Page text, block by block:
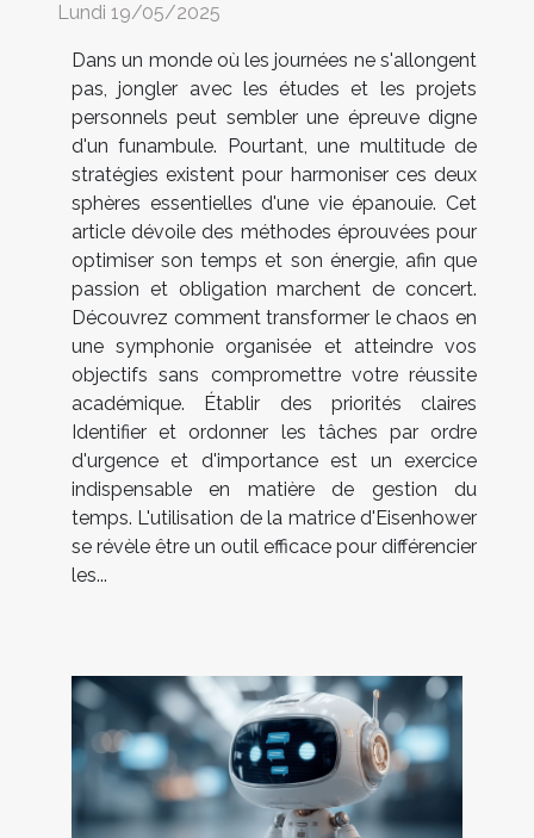
Lundi 19/05/2025
Dans un monde où les journées ne s'allongent
pas, jongler avec les études et les projets
personnels peut sembler une épreuve digne
d'un funambule. Pourtant, une multitude de
stratégies existent pour harmoniser ces deux
sphères essentielles d'une vie épanouie. Cet
article dévoile des méthodes éprouvées pour
optimiser son temps et son énergie, afin que
passion et obligation marchent de concert.
Découvrez comment transformer le chaos en
une symphonie organisée et atteindre vos
objectifs sans compromettre votre réussite
académique. Établir des priorités claires
Identifier et ordonner les tâches par ordre
d'urgence et d'importance est un exercice
indispensable en matière de gestion du
temps. L'utilisation de la matrice d'Eisenhower
se révèle être un outil efficace pour différencier
les...